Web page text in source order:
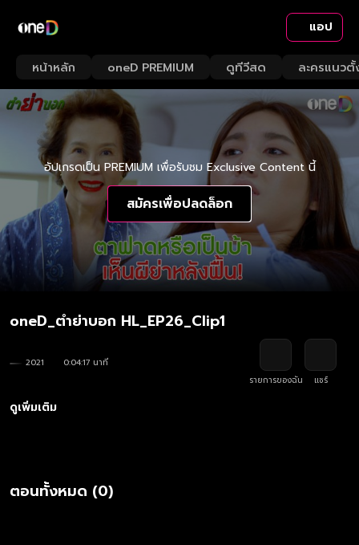
แอป
หน้าหลัก oneD PREMIUM ดูทีวีสด ละครแนวตั้
อัปเกรดเป็น PREMIUM เพื่อรับชม Exclusive Content นี้
สมัครเพื่อปลดล็อก
oneD_ตำย่าบอก HL_EP26_Clip1
2021
0:04:17 นาที
รายการของฉัน
แชร์
ดูเพิ่มเติม
ตอนทั้งหมด (0)